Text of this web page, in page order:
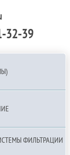
32-39
ФИЛЬТРАЦИИ